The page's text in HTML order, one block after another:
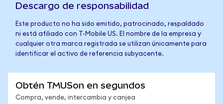
Descargo de responsabilidad
Este producto no ha sido emitido, patrocinado, respaldado
ni está afiliado con T-Mobile US. El nombre de la empresa y
cualquier otra marca registrada se utilizan únicamente para
identificar el activo de referencia subyacente.
Obtén TMUSon en segundos
Compra, vende, intercambia y canjea